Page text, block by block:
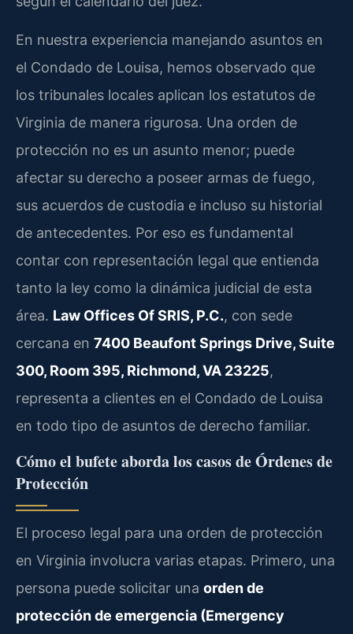
En nuestra experiencia manejando asuntos en
el Condado de Louisa, hemos observado que
los tribunales locales aplican los estatutos de
Virginia de manera rigurosa. Una orden de
protección no es un asunto menor; puede
afectar su derecho a poseer armas de fuego,
sus acuerdos de custodia e incluso su historial
de antecedentes. Por eso es fundamental
contar con representación legal que entienda
tanto la ley como la dinámica judicial de esta
área. Law Offices Of SRIS, P.C., con sede
cercana en 7400 Beaufont Springs Drive, Suite
300, Room 395, Richmond, VA 23225,
representa a clientes en el Condado de Louisa
en todo tipo de asuntos de derecho familiar.
Cómo el bufete aborda los casos de Órdenes de
Protección
El proceso legal para una orden de protección
en Virginia involucra varias etapas. Primero, una
persona puede solicitar una orden de
protección de emergencia (Emergency